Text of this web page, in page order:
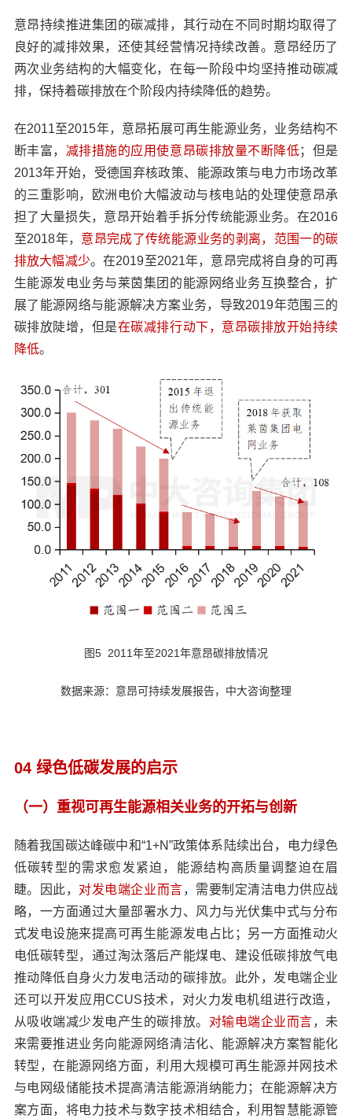
意昂持续推进集团的碳减排，其行动在不同时期均取得了
良好的减排效果，还使其经营情况持续改善。意昂经历了
两次业务结构的大幅变化，在每一阶段中均坚持推动碳减
排，保持着碳排放在个阶段内持续降低的趋势。
在2011至2015年，意昂拓展可再生能源业务，业务结构不
断丰富， 减排措施的应用使意昂碳排放量不断降低；但是
2013年开始，受德国弃核政策、能源政策与电力市场改革
的三重影响，欧洲电价大幅波动与核电站的处理使意昂承
担了大量损失，意昂开始着手拆分传统能源业务。在2016
至2018年， 意昂完成了传统能源业务的剥离，范围一的碳
排放大幅减少。在2019至2021年，意昂完成将自身的可再
生能源发电业务与莱茵集团的能源网络业务互换整合，扩
展了能源网络与能源解决方案业务，导致2019年范围三的
碳排放陡增，但是在碳减排行动下，意昂碳排放开始持续
降低。
图5 2011年至2021年意昂碳排放情况
数据来源：意昂可持续发展报告，中大咨询整理
04 绿色低碳发展的启示
（一）重视可再生能源相关业务的开拓与创新
随着我国碳达峰碳中和“1+N”政策体系陆续出台，电力绿色
低碳转型的需求愈发紧迫，能源结构高质量调整迫在眉
睫。因此， 对发电端企业而言，需要制定清洁电力供应战
略，一方面通过大量部署水力、风力与光伏集中式与分布
式发电设施来提高可再生能源发电占比；另一方面推动火
电低碳转型，通过淘汰落后产能煤电、建设低碳排放气电
推动降低自身火力发电活动的碳排放。此外，发电端企业
还可以开发应用CCUS技术，对火力发电机组进行改造，
从吸收端减少发电产生的碳排放。 对输电端企业而言，未
来需要推进业务向能源网络清洁化、能源解决方案智能化
转型，在能源网络方面，利用大规模可再生能源并网技术
与电网级储能技术提高清洁能源消纳能力；在能源解决方
案方面，将电力技术与数字技术相结合，利用智慧能源管